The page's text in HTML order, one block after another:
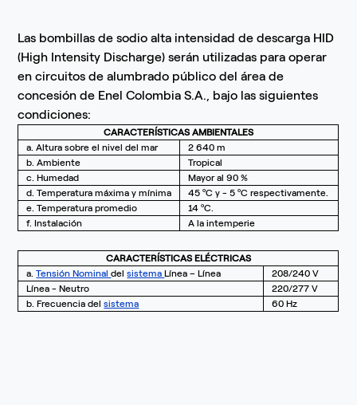
Las bombillas de sodio alta intensidad de descarga HID
(High Intensity Discharge) serán utilizadas para operar
en circuitos de alumbrado público del área de
concesión de Enel Colombia S.A., bajo las siguientes
condiciones:
CARACTERÍSTICAS AMBIENTALES
a. Altura sobre el nivel del mar
2 640 m
b. Ambiente
Tropical
c. Humedad
Mayor al 90 %
d. Temperatura máxima y mínima
45 ºC y - 5 ºC respectivamente.
e. Temperatura promedio
14 ºC.
f. Instalación
A la intemperie
CARACTERÍSTICAS ELÉCTRICAS
a.Tensión NominaldelsistemaLínea – Línea
208/240 V
Línea - Neutro
220/277 V
b. Frecuencia delsistema 60 Hz